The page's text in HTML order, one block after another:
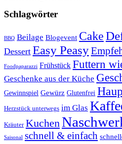
Schlagwörter
BBQ Beilage Blogevent Cake
Dessert Easy Peasy
Foodpaparazzi Frühstück Futtern
Geschenke aus der Küche
Gewinnspiel Gewürz Glutenfrei
Herzstück unterwegs im Glas
Kräuter Kuchen
Saisonal schnell & einfach